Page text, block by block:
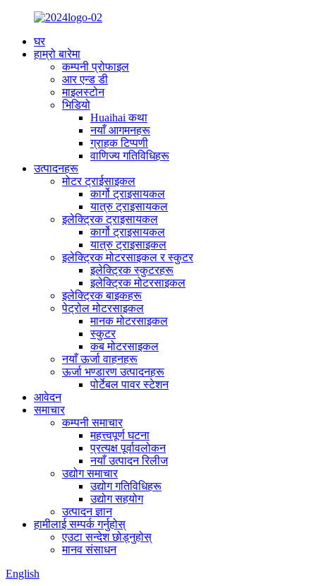
घर
हाम्रो बारेमा
कम्पनी प्रोफाइल
आर एन्ड डी
माइलस्टोन
भिडियो
Huaihai कथा
नयाँ आगमनहरू
ग्राहक टिप्पणी
वाणिज्य गतिविधिहरू
उत्पादनहरू
मोटर ट्राईसाइकल
कार्गो ट्राइसायकल
यात्रु ट्राइसायकल
इलेक्ट्रिक ट्राइसायकल
कार्गो ट्राइसायकल
यात्रु ट्राइसाइकल
इलेक्ट्रिक मोटरसाइकल र स्कुटर
इलेक्ट्रिक स्कुटरहरू
इलेक्ट्रिक मोटरसाइकल
इलेक्ट्रिक बाइकहरू
पेट्रोल मोटरसाइकल
मानक मोटरसाइकल
स्कुटर
कब मोटरसाइकल
नयाँ ऊर्जा वाहनहरू
ऊर्जा भण्डारण उत्पादनहरू
पोर्टेबल पावर स्टेशन
आवेदन
समाचार
कम्पनी समाचार
महत्त्वपूर्ण घटना
प्रत्यक्ष पूर्वावलोकन
नयाँ उत्पादन रिलीज
उद्योग समाचार
उद्योग गतिविधिहरू
उद्योग सहयोग
उत्पादन ज्ञान
हामीलाई सम्पर्क गर्नुहोस्
एउटा सन्देश छोड्नुहोस्
मानव संसाधन
English